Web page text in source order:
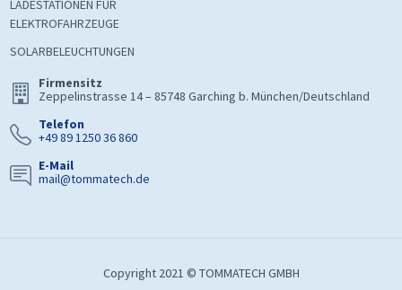
LADESTATIONEN FÜR
ELEKTROFAHRZEUGE
SOLARBELEUCHTUNGEN
Firmensitz
Zeppelinstrasse 14 – 85748 Garching b. München/Deutschland
Telefon
+49 89 1250 36 860
E-Mail
mail@tommatech.de
Copyright 2021 © TOMMATECH GMBH